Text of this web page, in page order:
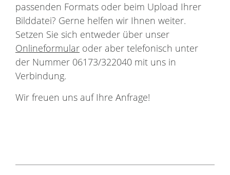
passenden Formats oder beim Upload Ihrer
Bilddatei? Gerne helfen wir Ihnen weiter.
Setzen Sie sich entweder über unser
Onlineformular oder aber telefonisch unter
der Nummer 06173/322040 mit uns in
Verbindung.
Wir freuen uns auf Ihre Anfrage!